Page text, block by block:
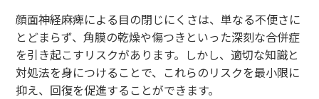
顔面神経麻痺による目の閉じにくさは、単なる不便さに
とどまらず、角膜の乾燥や傷つきといった深刻な合併症
を引き起こすリスクがあります。しかし、適切な知識と
対処法を身につけることで、これらのリスクを最小限に
抑え、回復を促進することができます。